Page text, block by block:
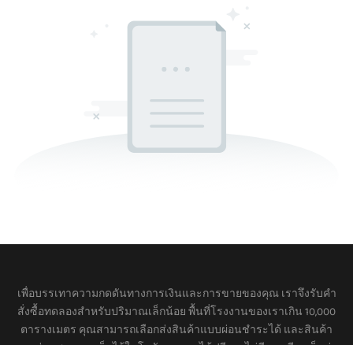
เพื่อบรรเทาความกดดันทางการเงินและการขายของคุณ เราจึงรับคำ
สั่งซื้อทดลองสำหรับปริมาณเล็กน้อย พื้นที่โรงงานของเราเกิน 10,000
ตารางเมตร คุณสามารถเลือกส่งสินค้าแบบผ่อนชำระได้ และสินค้า